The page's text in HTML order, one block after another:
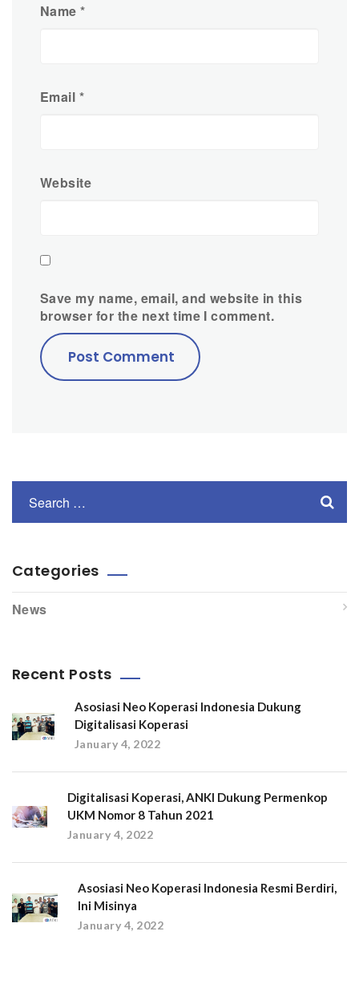
Name*
Email *
Website
Save my name, email, and website in this
browser for the next time I comment.
Categories
News
Recent Posts
Asosiasi Neo Koperasi Indonesia Dukung
Digitalisasi Koperasi
January 4, 2022
Digitalisasi Koperasi, ANKI Dukung Permenkop
UKM Nomor 8 Tahun 2021
January 4, 2022
Asosiasi Neo Koperasi Indonesia Resmi Berdiri,
Ini Misinya
January 4, 2022